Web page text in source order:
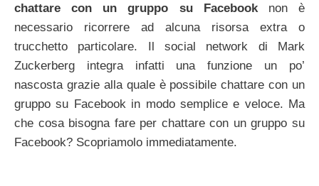
chattare con un gruppo su Facebooknon è
necessario ricorrere ad alcuna risorsa extra o
trucchetto particolare. Il social network di Mark
Zuckerberg integra infatti una funzione un po’
nascosta grazie alla quale è possibile chattare con un
gruppo su Facebook in modo semplice e veloce. Ma
che cosa bisogna fare per chattare con un gruppo su
Facebook? Scopriamolo immediatamente.